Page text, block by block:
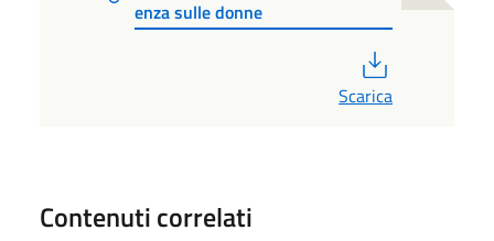
enza sulle donne
Scarica
Contenuti correlati